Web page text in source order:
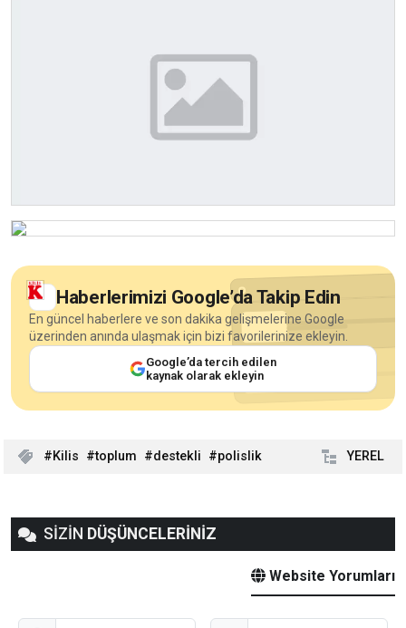
Haberlerimizi Google’da Takip Edin
En güncel haberlere ve son dakika gelişmelerine Google
üzerinden anında ulaşmak için bizi favorilerinize ekleyin.
Google’da tercih edilen
kaynak olarak ekleyin
Kilis toplum destekli polislik YEREL
SİZİN DÜŞÜNCELERİNİZ
Website Yorumları